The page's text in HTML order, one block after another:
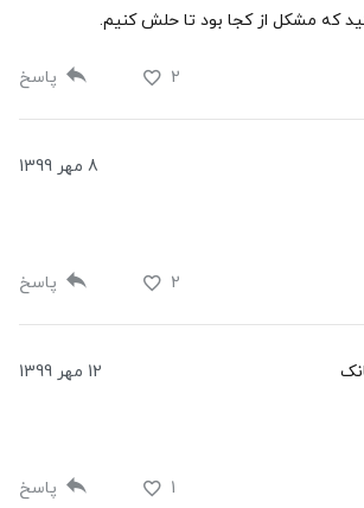
که مشکل از کجا بود تا حلش کنیم.
2 پاسخ
8 مهر 1399
2 پاسخ
12 مهر 1399
1 پاسخ